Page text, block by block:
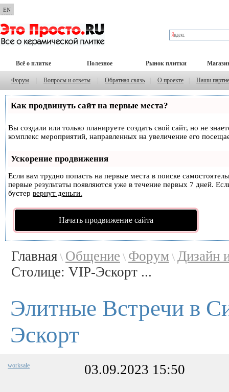
EN
Всё о плитке Полезное Рынок плитки
Форум Вопросы и ответы Обратная связь О проекте Наши
Как продвинуть сайт на первые места?
Вы создали или только планируете создать свой сайт, но не
комплекс мероприятий, направленных на увеличение его
Ускорение продвижения
Если вам трудно попасть на первые места в поиске
первые результаты появляются уже в течение первых 7 дней.
бустер вернут деньги.
Начать продвижение сайта
Главная \ Общение \ Форум \ Дизайн
Столице: VIP-Эскорт ...
Элитные Встречи в
Эскорт
worksale 03.09.2023 15:50